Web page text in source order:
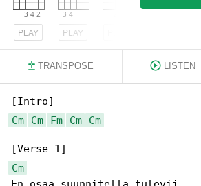
PLAY PLAY
TRANSPOSE LISTEN
Cm
Cm Fm Cm Cm
Cm